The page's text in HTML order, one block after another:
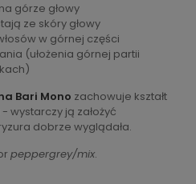
górze głowy
ze skóry głowy
w górnej części
(ułożenia górnej partii
Bari Mono zachowuje kształt
wystarczy ją założyć
dobrze wyglądała.
peppergrey/mix.